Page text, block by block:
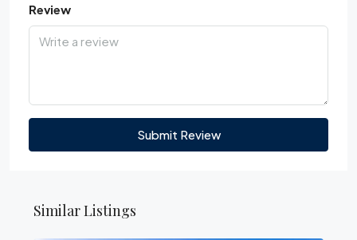
Review
Submit Review
Similar Listings